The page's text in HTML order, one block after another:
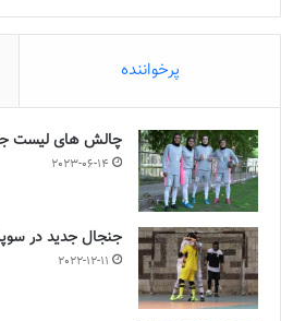
پرخواننده
چالش هاى ليست
2023-06-14
جنجال جدید در
2022-12-11